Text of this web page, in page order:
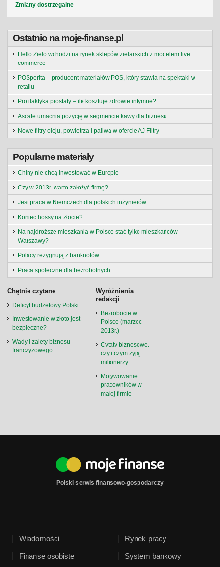
Zmiany dostrzegalne
Ostatnio na moje-finanse.pl
Hello Zielo wchodzi na rynek sklepów zielarskich z modelem live
commerce
POSperita – producent materiałów POS, który stawia na spektakl w
retailu
Profilaktyka prostaty – ile kosztuje zdrowie intymne?
Ascafe umacnia pozycję w segmencie kawy dla biznesu
Nowe filtry oleju, powietrza i paliwa w ofercie AJ Filtry
Popularne materiały
Chiny nie chcą inwestować w Europie
Czy w 2013r. warto założyć firmę?
Jest praca w Niemczech dla polskich inżynierów
Koniec hossy na złocie?
Na najdroższe mieszkania w Polsce stać tylko mieszkańców
Warszawy?
Polacy rezygnują z banknotów
Praca społeczne dla bezrobotnych
Chętnie czytane
Deficyt budżetowy Polski
Inwestowanie w złoto jest
bezpieczne?
Wady i zalety biznesu
franczyzowego
Wyróżnienia
redakcji
Bezrobocie w
Polsce (marzec
2013r.)
Cytaty biznesowe,
czyli czym żyją
milionerzy
Motywowanie
pracowników w
małej firmie
Polski serwis finansowo-gospodarczy
Wiadomości
Finanse osobiste
Rynek pracy
System bankowy